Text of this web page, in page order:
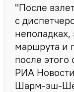
"После
с
маршрута и
после этого
РИА
Шарм-эш-